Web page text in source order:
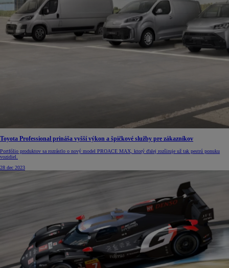
Toyota Professional prináša vyšší výkon a špičkové služby pre zákazníkov
Portfólio produktov sa rozrástlo o nový model PROACE MAX, ktorý ďalej rozširuje už tak pestrú ponuku
vozidiel.
28 dec 2023